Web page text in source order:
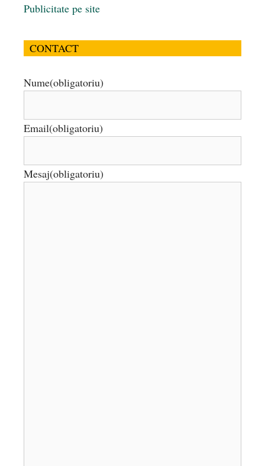
Publicitate pe site
CONTACT
Nume(obligatoriu)
Email(obligatoriu)
Mesaj(obligatoriu)